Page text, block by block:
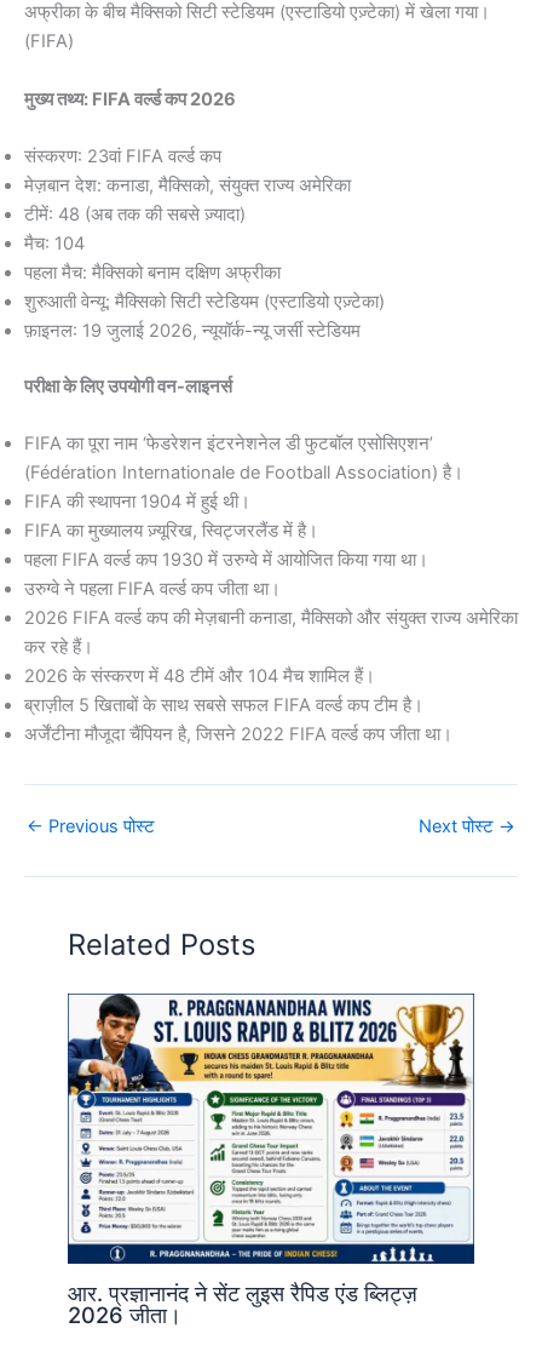
अफ्रीका के बीच मैक्सिको सिटी स्टेडियम (एस्टाडियो एज़्टेका) में खेला गया।
(FIFA)
मुख्य तथ्य: FIFA वर्ल्ड कप 2026
संस्करण: 23वां FIFA वर्ल्ड कप
मेज़बान देश: कनाडा, मैक्सिको, संयुक्त राज्य अमेरिका
टीमें: 48 (अब तक की सबसे ज़्यादा)
मैच: 104
पहला मैच: मैक्सिको बनाम दक्षिण अफ्रीका
शुरुआती वेन्यू: मैक्सिको सिटी स्टेडियम (एस्टाडियो एज़्टेका)
फ़ाइनल: 19 जुलाई 2026, न्यूयॉर्क-न्यू जर्सी स्टेडियम
परीक्षा के लिए उपयोगी वन-लाइनर्स
FIFA का पूरा नाम ‘फेडरेशन इंटरनेशनेल डी फुटबॉल एसोसिएशन’
(Fédération Internationale de Football Association) है।
FIFA की स्थापना 1904 में हुई थी।
FIFA का मुख्यालय ज़्यूरिख, स्विट्जरलैंड में है।
पहला FIFA वर्ल्ड कप 1930 में उरुग्वे में आयोजित किया गया था।
उरुग्वे ने पहला FIFA वर्ल्ड कप जीता था।
2026 FIFA वर्ल्ड कप की मेज़बानी कनाडा, मैक्सिको और संयुक्त राज्य अमेरिका
कर रहे हैं।
2026 के संस्करण में 48 टीमें और 104 मैच शामिल हैं।
ब्राज़ील 5 खिताबों के साथ सबसे सफल FIFA वर्ल्ड कप टीम है।
अर्जेंटीना मौजूदा चैंपियन है, जिसने 2022 FIFA वर्ल्ड कप जीता था।
← Previous पोस्ट Next पोस्ट →
Related Posts
आर. प्रज्ञानानंद ने सेंट लुइस रैपिड एंड ब्लिट्ज़
2026 जीता।